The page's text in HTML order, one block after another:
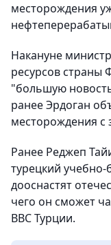
месторождения
Накануне
ресурсов страны
"большую
ранее Эрдоган
месторождения с
Ранее Реджеп
турецкий
дооснастят
чего он сможет
ВВС Турции.